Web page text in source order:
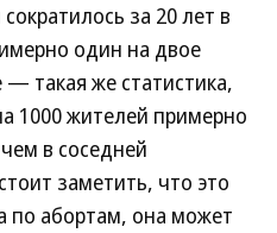
за 20 лет в
один на двое
такая же статистика,
1000 жителей примерно
в соседней
заметить, что это
по абортам, она может